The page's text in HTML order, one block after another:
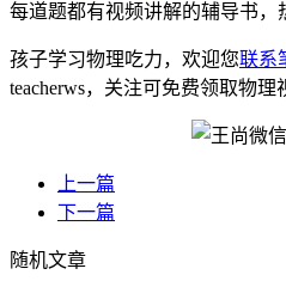
每道题都有视频讲解的辅导书，
孩子学习物理吃力，欢迎您联系
teacherws，关注可免费领取物理
上一篇
下一篇
随机文章